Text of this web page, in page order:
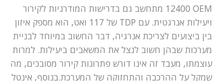
12400 OEM מתחשב גם בדרישות המודרניות לקירור
ויעילות אנרגטית. עם TDP של 117 ואט, הוא מספק איזון
בין ביצועים לצריכת אנרגיה, דבר החשוב במיוחד לבניית
מערכות שבהן חשוב לנצל את המשאבים ביעילות. למרות
עוצמתו, מעבד זה אינו דורש פתרונות קירור מסובכים, מה
שמקל על ההרכבה והתחזוקה של המערכת.בנוסף, אינטל